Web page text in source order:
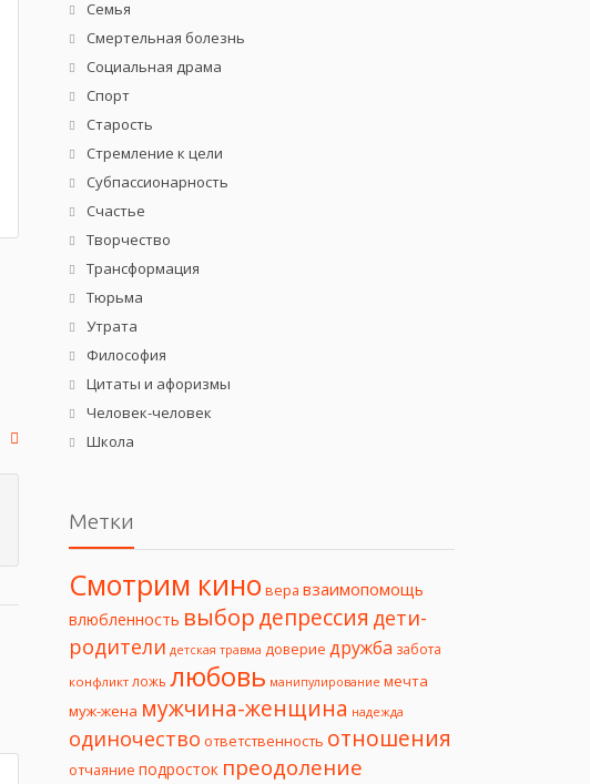
Семья
Смертельная болезнь
Социальная драма
Спорт
Старость
Стремление к цели
Субпассионарность
Счастье
Творчество
Трансформация
Тюрьма
Утрата
Философия
Цитаты и афоризмы
Человек-человек
Школа
Метки
Смотрим кино вера взаимопомощь
влюбленность выбордепрессия дети-
родители детская травма доверие дружба забота
конфликт ложь любовь манипулирование мечта
муж-жена мужчина-женщина надежда
одиночество ответственность отношения
отчаяние подросток преодоление